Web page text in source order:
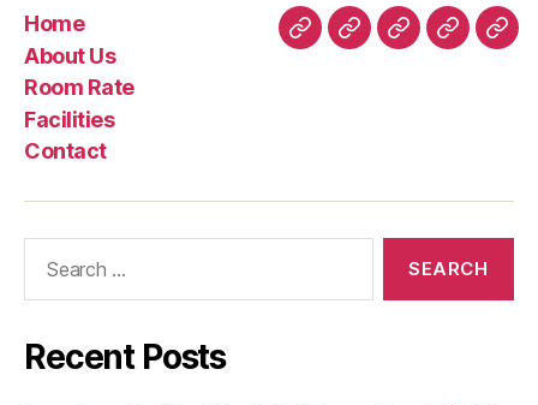
Home
About Us
Room Rate
Facilities
Contact
HomeAboutRoomFacilities
Recent Posts